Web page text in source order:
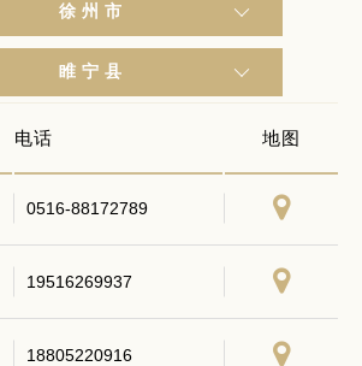
徐州市
睢宁县
电话 地图
0516-88172789
19516269937
18805220916